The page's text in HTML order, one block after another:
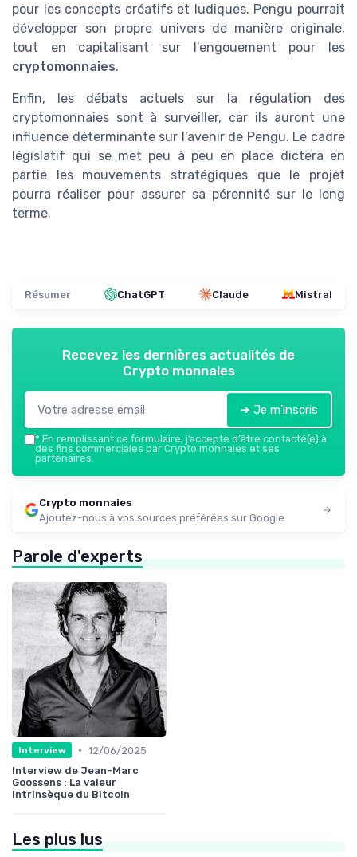
pour les concepts créatifs et ludiques. Pengu pourrait
développer son propre univers de manière originale,
tout en capitalisant sur l'engouement pour les
cryptomonnaies.
Enfin, les débats actuels sur la régulation des
cryptomonnaies sont à surveiller, car ils auront une
influence déterminante sur l'avenir de Pengu. Le cadre
législatif qui se met peu à peu en place dictera en
partie les mouvements stratégiques que le projet
pourra réaliser pour assurer sa pérennité sur le long
terme.
Résumer ChatGPT Claude Mistral
Recevez les dernières actualités de
Crypto monnaies
➔ Je m'inscris
* En remplissant ce formulaire, j’accepte d’être contacté(e) à
des fins commerciales par Crypto monnaies et ses
partenaires.
Crypto monnaies
Ajoutez-nous à vos sources préférées sur Google
Parole d'experts
Interview • 12/06/2025
Interview de Jean-Marc
Goossens : La valeur
intrinsèque du Bitcoin
Les plus lus